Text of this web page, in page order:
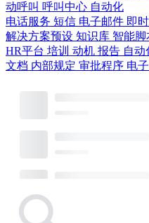
动呼叫 呼叫中心 自动化
电话服务 短信 电子邮件 即
解决方案预设 知识库 智能脚
HR平台 培训 动机 报告 自动
文档 内部规定 审批程序 电